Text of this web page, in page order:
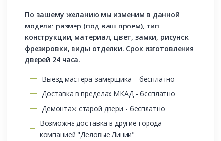
По вашему желанию мы изменим в данной
модели: размер (под ваш проем), тип
конструкции, материал, цвет, замки, рисунок
фрезировки, виды отделки. Срок изготовления
дверей 24 часа.
Выезд мастера-замерщика – бесплатно
Доставка в пределах МКАД - бесплатно
Демонтаж старой двери - бесплатно
Возможна доставка в другие города
компанией "Деловые Линии"